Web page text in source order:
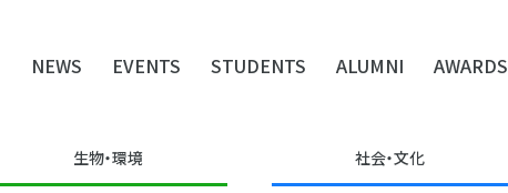
NEWS EVENTS STUDENTS ALUMNI AWARDS
生物・環境 社会・文化